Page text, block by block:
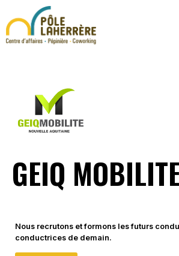
GEIQ
Nous recrutons et formons les futurs
conductrices de demain.